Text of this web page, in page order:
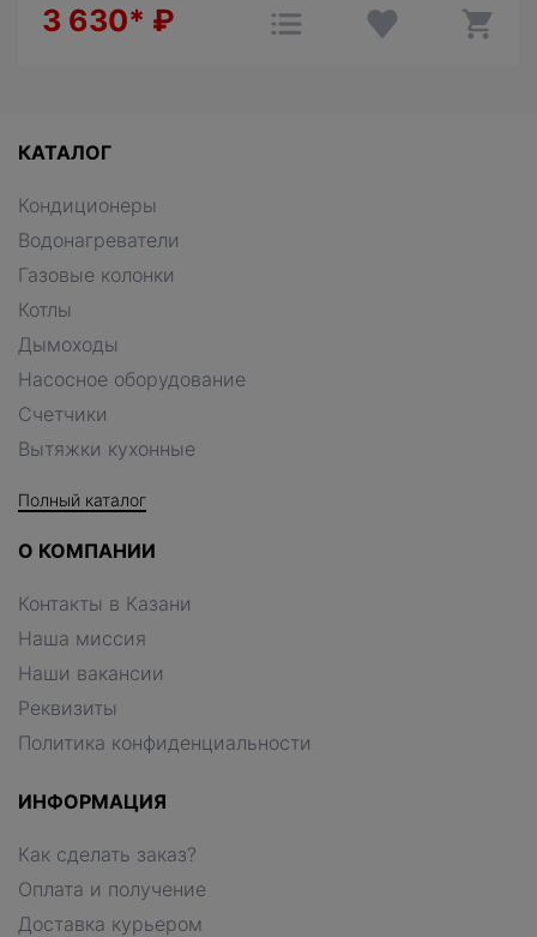
3 630* ₽
КАТАЛОГ
Кондиционеры
Водонагреватели
Газовые колонки
Котлы
Дымоходы
Насосное оборудование
Счетчики
Вытяжки кухонные
Полный каталог
О КОМПАНИИ
Контакты в Казани
Наша миссия
Наши вакансии
Реквизиты
Политика конфиденциальности
ИНФОРМАЦИЯ
Как сделать заказ?
Оплата и получение
Доставка курьером